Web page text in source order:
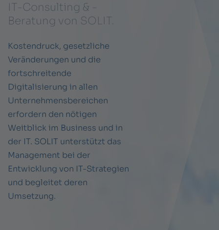
IT-Consulting & -
Beratung von SOLIT.
Kostendruck, gesetzliche
Veränderungen und die
fortschreitende
Digitalisierung in allen
Unternehmensbereichen
erfordern den nötigen
Weitblick im Business und in
der IT. SOLIT unterstützt das
Management bei der
Entwicklung von IT-Strategien
und begleitet deren
Umsetzung.